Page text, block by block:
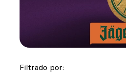
Filtrado por: